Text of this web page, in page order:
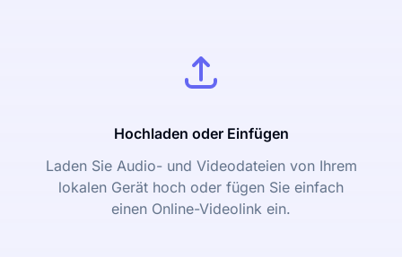
Hochladen oder Einfügen
Laden Sie Audio- und Videodateien von Ihrem
lokalen Gerät hoch oder fügen Sie einfach
einen Online-Videolink ein.